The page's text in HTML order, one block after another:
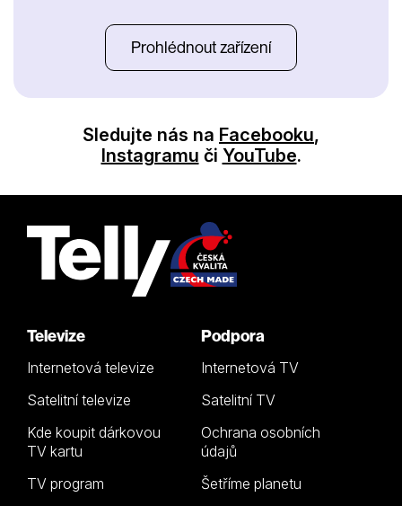
Prohlédnout zařízení
Sledujte nás na Facebooku,
Instagramu či YouTube.
Televize
Internetová televize
Satelitní televize
Kde koupit dárkovou
TV kartu
TV program
Podpora
Internetová TV
Satelitní TV
Ochrana osobních
údajů
Šetříme planetu